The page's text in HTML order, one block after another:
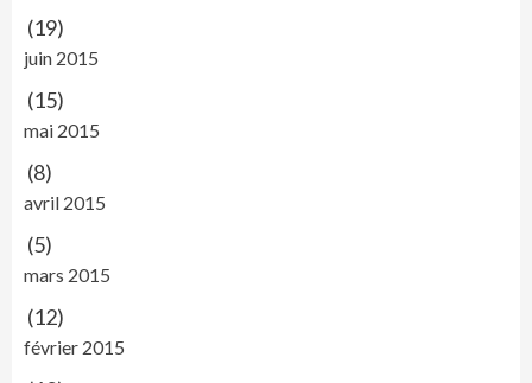
(19)
juin 2015
(15)
mai 2015
(8)
avril 2015
(5)
mars 2015
(12)
février 2015